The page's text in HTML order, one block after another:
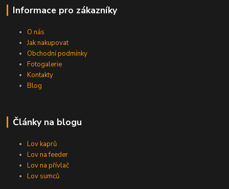
Informace pro zákazníky
O nás
Jak nakupovat
Obchodní podmínky
Fotogalerie
Kontakty
Blog
Články na blogu
Lov kaprů
Lov na feeder
Lov na přívlač
Lov sumců